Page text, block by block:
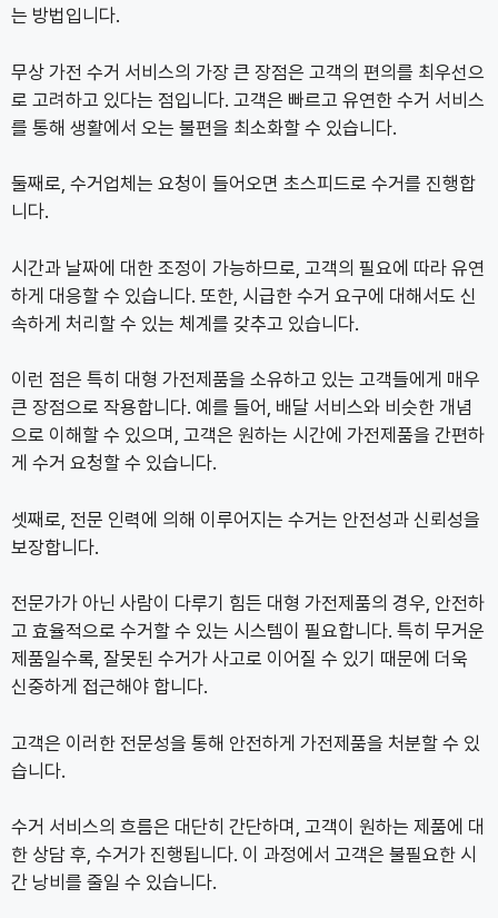
는 방법입니다.
무상 가전 수거 서비스의 가장 큰 장점은 고객의 편의를 최우선으
로 고려하고 있다는 점입니다. 고객은 빠르고 유연한 수거 서비스
를 통해 생활에서 오는 불편을 최소화할 수 있습니다.
둘째로, 수거업체는 요청이 들어오면 초스피드로 수거를 진행합
니다.
시간과 날짜에 대한 조정이 가능하므로, 고객의 필요에 따라 유연
하게 대응할 수 있습니다. 또한, 시급한 수거 요구에 대해서도 신
속하게 처리할 수 있는 체계를 갖추고 있습니다.
이런 점은 특히 대형 가전제품을 소유하고 있는 고객들에게 매우
큰 장점으로 작용합니다. 예를 들어, 배달 서비스와 비슷한 개념
으로 이해할 수 있으며, 고객은 원하는 시간에 가전제품을 간편하
게 수거 요청할 수 있습니다.
셋째로, 전문 인력에 의해 이루어지는 수거는 안전성과 신뢰성을
보장합니다.
전문가가 아닌 사람이 다루기 힘든 대형 가전제품의 경우, 안전하
고 효율적으로 수거할 수 있는 시스템이 필요합니다. 특히 무거운
제품일수록, 잘못된 수거가 사고로 이어질 수 있기 때문에 더욱
신중하게 접근해야 합니다.
고객은 이러한 전문성을 통해 안전하게 가전제품을 처분할 수 있
습니다.
수거 서비스의 흐름은 대단히 간단하며, 고객이 원하는 제품에 대
한 상담 후, 수거가 진행됩니다. 이 과정에서 고객은 불필요한 시
간 낭비를 줄일 수 있습니다.